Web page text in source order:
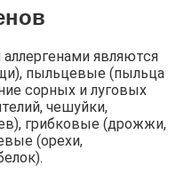
являются
пыльцевые (пыльца
сорных и луговых
чешуйки,
грибковые (дрожжи,
(орехи,